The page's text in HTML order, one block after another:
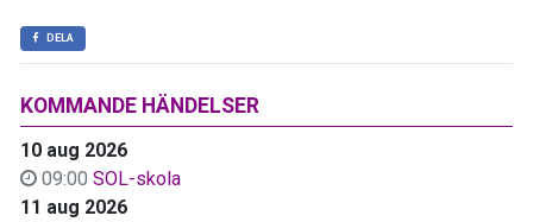
KOMMANDE HÄNDELSER
10 aug 2026
09:00 SOL-skola
11 aug 2026
DELA